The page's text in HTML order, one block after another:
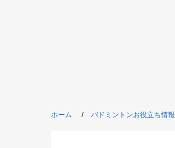
ホーム バドミントンお役立ち情報